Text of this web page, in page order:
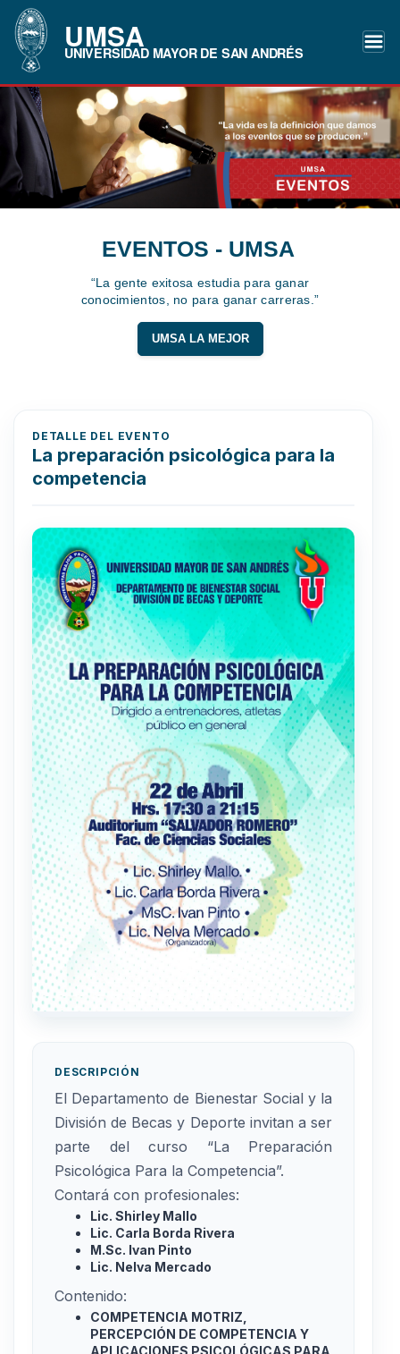
UMSA
UNIVERSIDAD MAYOR DE SAN ANDRÉS
EVENTOS - UMSA
“La gente exitosa estudia para ganar
conocimientos, no para ganar carreras.”
UMSA LA MEJOR
DETALLE DEL EVENTO
La preparación psicológica para la
competencia
DESCRIPCIÓN
El Departamento de Bienestar Social y la
División de Becas y Deporte invitan a ser
parte del curso “La Preparación
Psicológica Para la Competencia”.
Contará con profesionales:
Lic. Shirley Mallo
Lic. Carla Borda Rivera
M.Sc. Ivan Pinto
Lic. Nelva Mercado
Contenido:
COMPETENCIA MOTRIZ,
PERCEPCIÓN DE COMPETENCIA Y